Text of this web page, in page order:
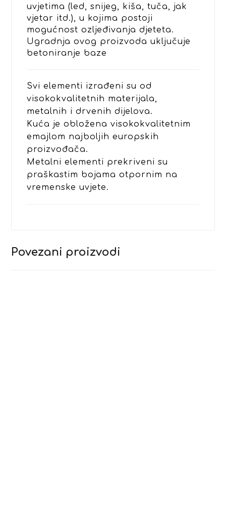
uvjetima (led, snijeg, kiša, tuča, jak
vjetar itd.), u kojima postoji
mogućnost ozljeđivanja djeteta.
Ugradnja ovog proizvoda uključuje
betoniranje baze
Svi elementi izrađeni su od
visokokvalitetnih materijala,
metalnih i drvenih dijelova.
Kuća je obložena visokokvalitetnim
emajlom najboljih europskih
proizvođača.
Metalni elementi prekriveni su
praškastim bojama otpornim na
vremenske uvjete.
Povezani proizvodi